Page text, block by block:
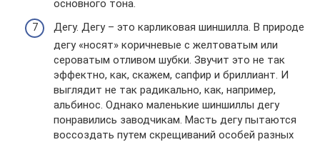
основного тона.
Дегу. Дегу – это карликовая шиншилла. В природе
дегу «носят» коричневые с желтоватым или
сероватым отливом шубки. Звучит это не так
эффектно, как, скажем, сапфир и бриллиант. И
выглядит не так радикально, как, например,
альбинос. Однако маленькие шиншиллы дегу
понравились заводчикам. Масть дегу пытаются
воссоздать путем скрещиваний особей разных